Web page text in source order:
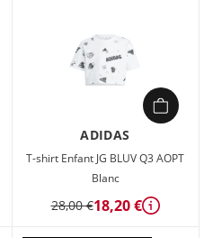
ADIDAS
T-shirt Enfant JG BLUV Q3 AOPT
Blanc
28,00 €18,20 € Détails